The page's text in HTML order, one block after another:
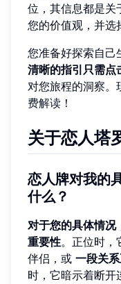
位，其信息都是关
您的价值观，并选
您准备好探索自己
清晰的指引只需点
对您旅程的洞察。
费解读 ！
关于恋人塔
恋人牌对我的
什么？
对于您的具体情况
重要性。正位时，
伴侣，或 一段关
时，它暗示着断开